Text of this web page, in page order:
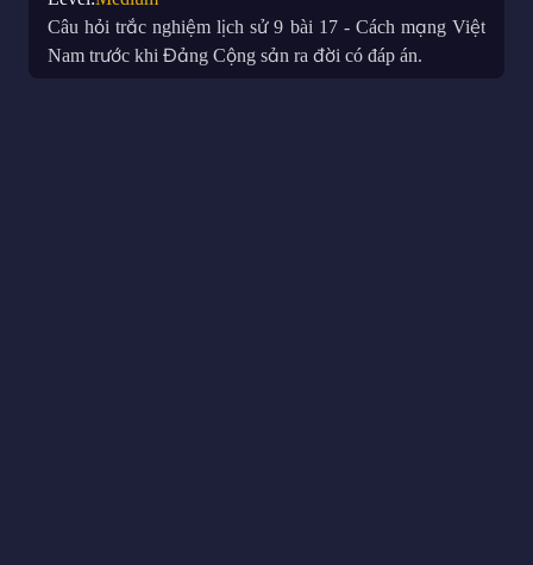
Level:Medium
Câu hỏi trắc nghiệm lịch sử 9 bài 17 - Cách mạng Việt